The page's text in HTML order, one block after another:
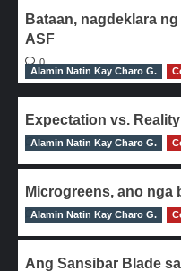
Bataan, nagdeklara
ASF
0
Alamin Natin Kay Charo G.
Expectation vs.
0
Alamin Natin Kay Charo G.
Microgreens, ano nga
0
Alamin Natin Kay Charo G.
Ang Sansibar Blade